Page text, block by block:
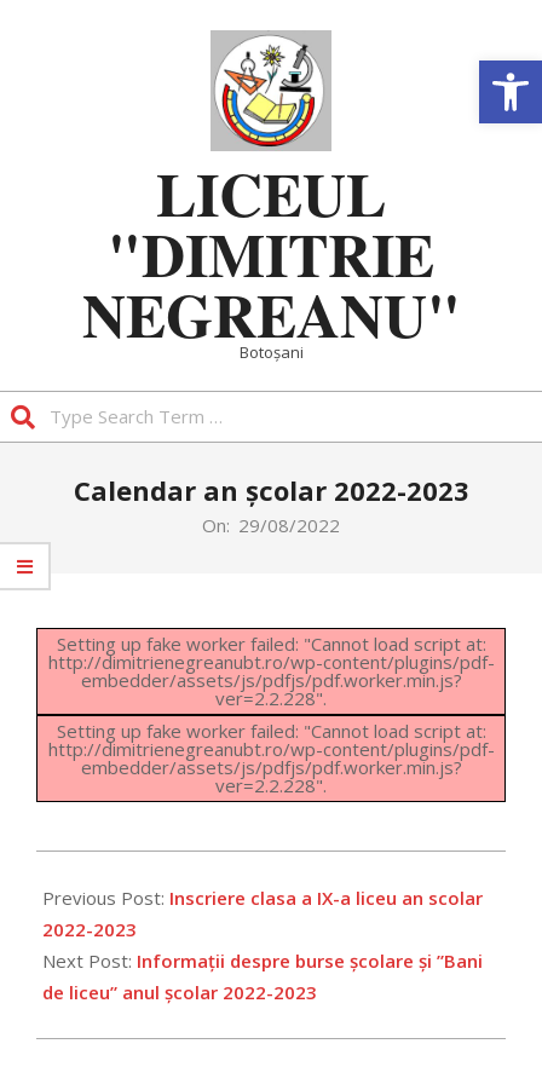
LICEUL
"DIMITRIE
NEGREANU"
Botoșani
NavigationCalendar an școlar 2022-2023
On: 29/08/2022
Setting up fake worker failed: "Cannot load script at:
http://dimitrienegreanubt.ro/wp-content/plugins/pdf-
embedder/assets/js/pdfjs/pdf.worker.min.js?
ver=2.2.228".
Setting up fake worker failed: "Cannot load script at:
http://dimitrienegreanubt.ro/wp-content/plugins/pdf-
embedder/assets/js/pdfjs/pdf.worker.min.js?
ver=2.2.228".
08-
29
Previous Post: Inscriere clasa a IX-a liceu an scolar
2022-2023
Next Post: Informații despre burse școlare și ”Bani
de liceu” anul școlar 2022-2023